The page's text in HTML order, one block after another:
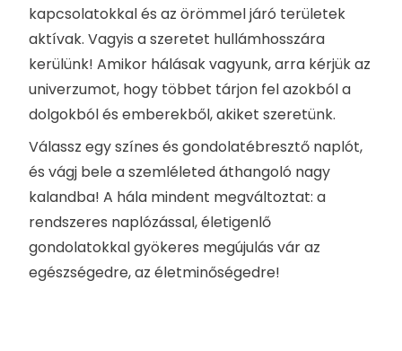
kapcsolatokkal és az örömmel járó területek
aktívak. Vagyis a szeretet hullámhosszára
kerülünk! Amikor hálásak vagyunk, arra kérjük az
univerzumot, hogy többet tárjon fel azokból a
dolgokból és emberekből, akiket szeretünk.
Válassz egy színes és gondolatébresztő naplót,
és vágj bele a szemléleted áthangoló nagy
kalandba! A hála mindent megváltoztat: a
rendszeres naplózással, életigenlő
gondolatokkal gyökeres megújulás vár az
egészségedre, az életminőségedre!